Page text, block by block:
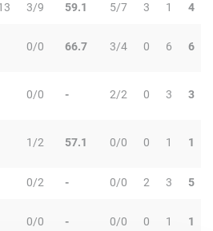
3/9 59.1 5/7 3 1 4
0/0 66.7 3/4 0 6 6
0/0 - 2/2 0 3 3
1/2 57.1 0/0 0 1 1
0/2 - 0/0 2 3 5
0/0 - 0/0 0 1 1